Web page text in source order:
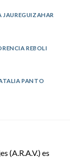
JAUREGUIZAHAR
REBOLI
PANTO
(A.R.A.V.) es